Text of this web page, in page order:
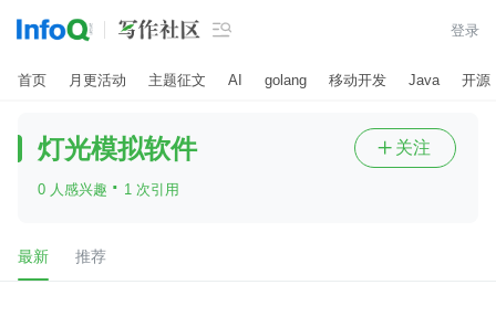
 登录
首页 月更活动 主题征文 AI golang 移动开发 Java 开源
灯光模拟软件
0 人感兴趣 · 1 次引用
 关注
最新 推荐